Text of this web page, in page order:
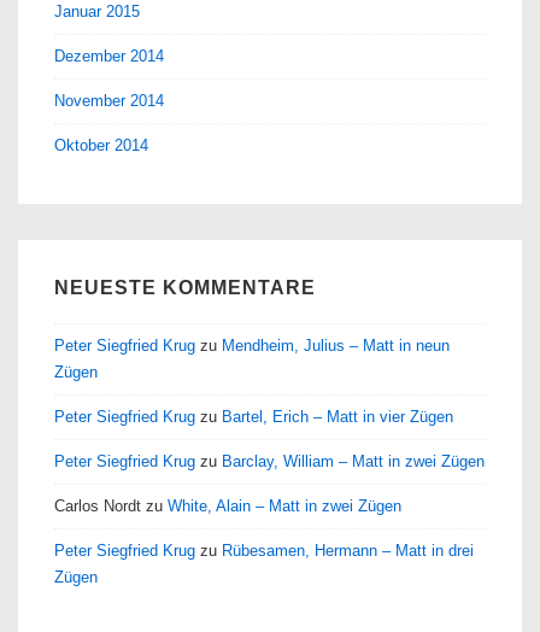
Januar 2015
Dezember 2014
November 2014
Oktober 2014
NEUESTE KOMMENTARE
Peter Siegfried Krug zu Mendheim, Julius – Matt in neun
Zügen
Peter Siegfried Krug zu Bartel, Erich – Matt in vier Zügen
Peter Siegfried Krug zu Barclay, William – Matt in zwei Zügen
Carlos Nordt zu White, Alain – Matt in zwei Zügen
Peter Siegfried Krug zu Rübesamen, Hermann – Matt in drei
Zügen